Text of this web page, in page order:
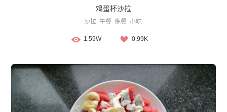
鸡蛋杯沙拉
沙拉 午餐 晚餐 小吃
1.59W 0.99K